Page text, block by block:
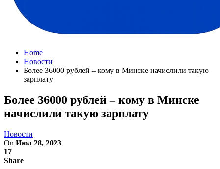
Home
Новости
Более 36000 рублей – кому в Минске начислили такую
зарплату
Более 36000 рублей – кому в Минске
начислили такую зарплату
Новости
On Июл 28, 2023
17
Share